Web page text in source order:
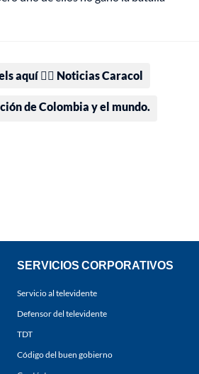
aquí 👉🏻 Noticias Caracol
de Colombia y el mundo.
SERVICIOS CORPORATIVOS
Servicio al televidente
Defensor del televidente
TDT
Código del buen gobierno